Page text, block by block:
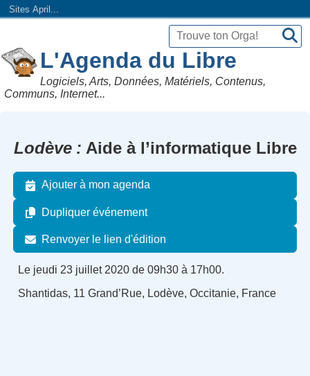
Sites April...
L'Agenda du Libre
Logiciels, Arts, Données, Matériels, Contenus,
Communs, Internet...
Lodève Aide à l’informatique Libre
Ajouter à mon agenda
Dupliquer événement
Renvoyer le lien d'édition
Le jeudi 23 juillet 2020 de 09h30 à 17h00.
Shantidas, 11 Grand’Rue, Lodève, Occitanie, France